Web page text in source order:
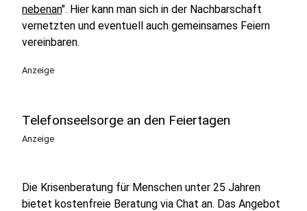
nebenan". Hier kann man sich in der Nachbarschaft
vernetzten und eventuell auch gemeinsames Feiern
vereinbaren.
Anzeige
Telefonseelsorge an den Feiertagen
Anzeige
Die Krisenberatung für Menschen unter 25 Jahren
bietet kostenfreie Beratung via Chat an. Das Angebot